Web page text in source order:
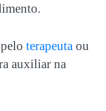
terapeuta ou
auxiliar na